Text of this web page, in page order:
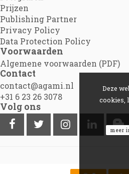
Prijzen
Publishing Partner
Privacy Policy
Data Protection Policy
Voorwaarden
Algemene voorwaarden (PDF)
Contact
contact@agami.nl
+31 6 23 26 3078
Volg ons
Agami.nl|
Deze
cookies,
meer